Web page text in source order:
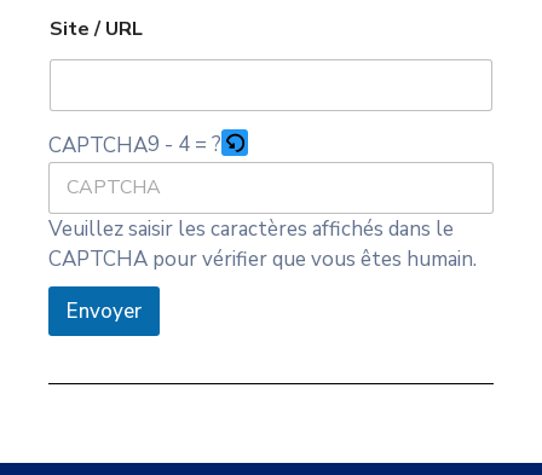
e
e
S
t
t
e
s
+
1
Site / URL
CAPTCHA9 - 4 = ?
Veuillez saisir les caractères affichés dans le
CAPTCHA pour vérifier que vous êtes humain.
Envoyer